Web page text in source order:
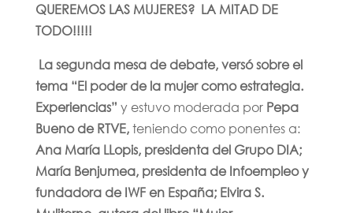
QUEREMOS LAS MUJERES? LA MITAD DE
TODO!!!!!
La segunda mesa de debate, versó sobre el
tema “El poder de la mujer como estrategia.
Experiencias” y estuvo moderada porPepa
Bueno de RTVE,teniendo como ponentes a:
Ana María LLopis, presidenta del Grupo DIA;
María Benjumea, presidenta de Infoempleo y
fundadora de IWF en España; Elvira S.